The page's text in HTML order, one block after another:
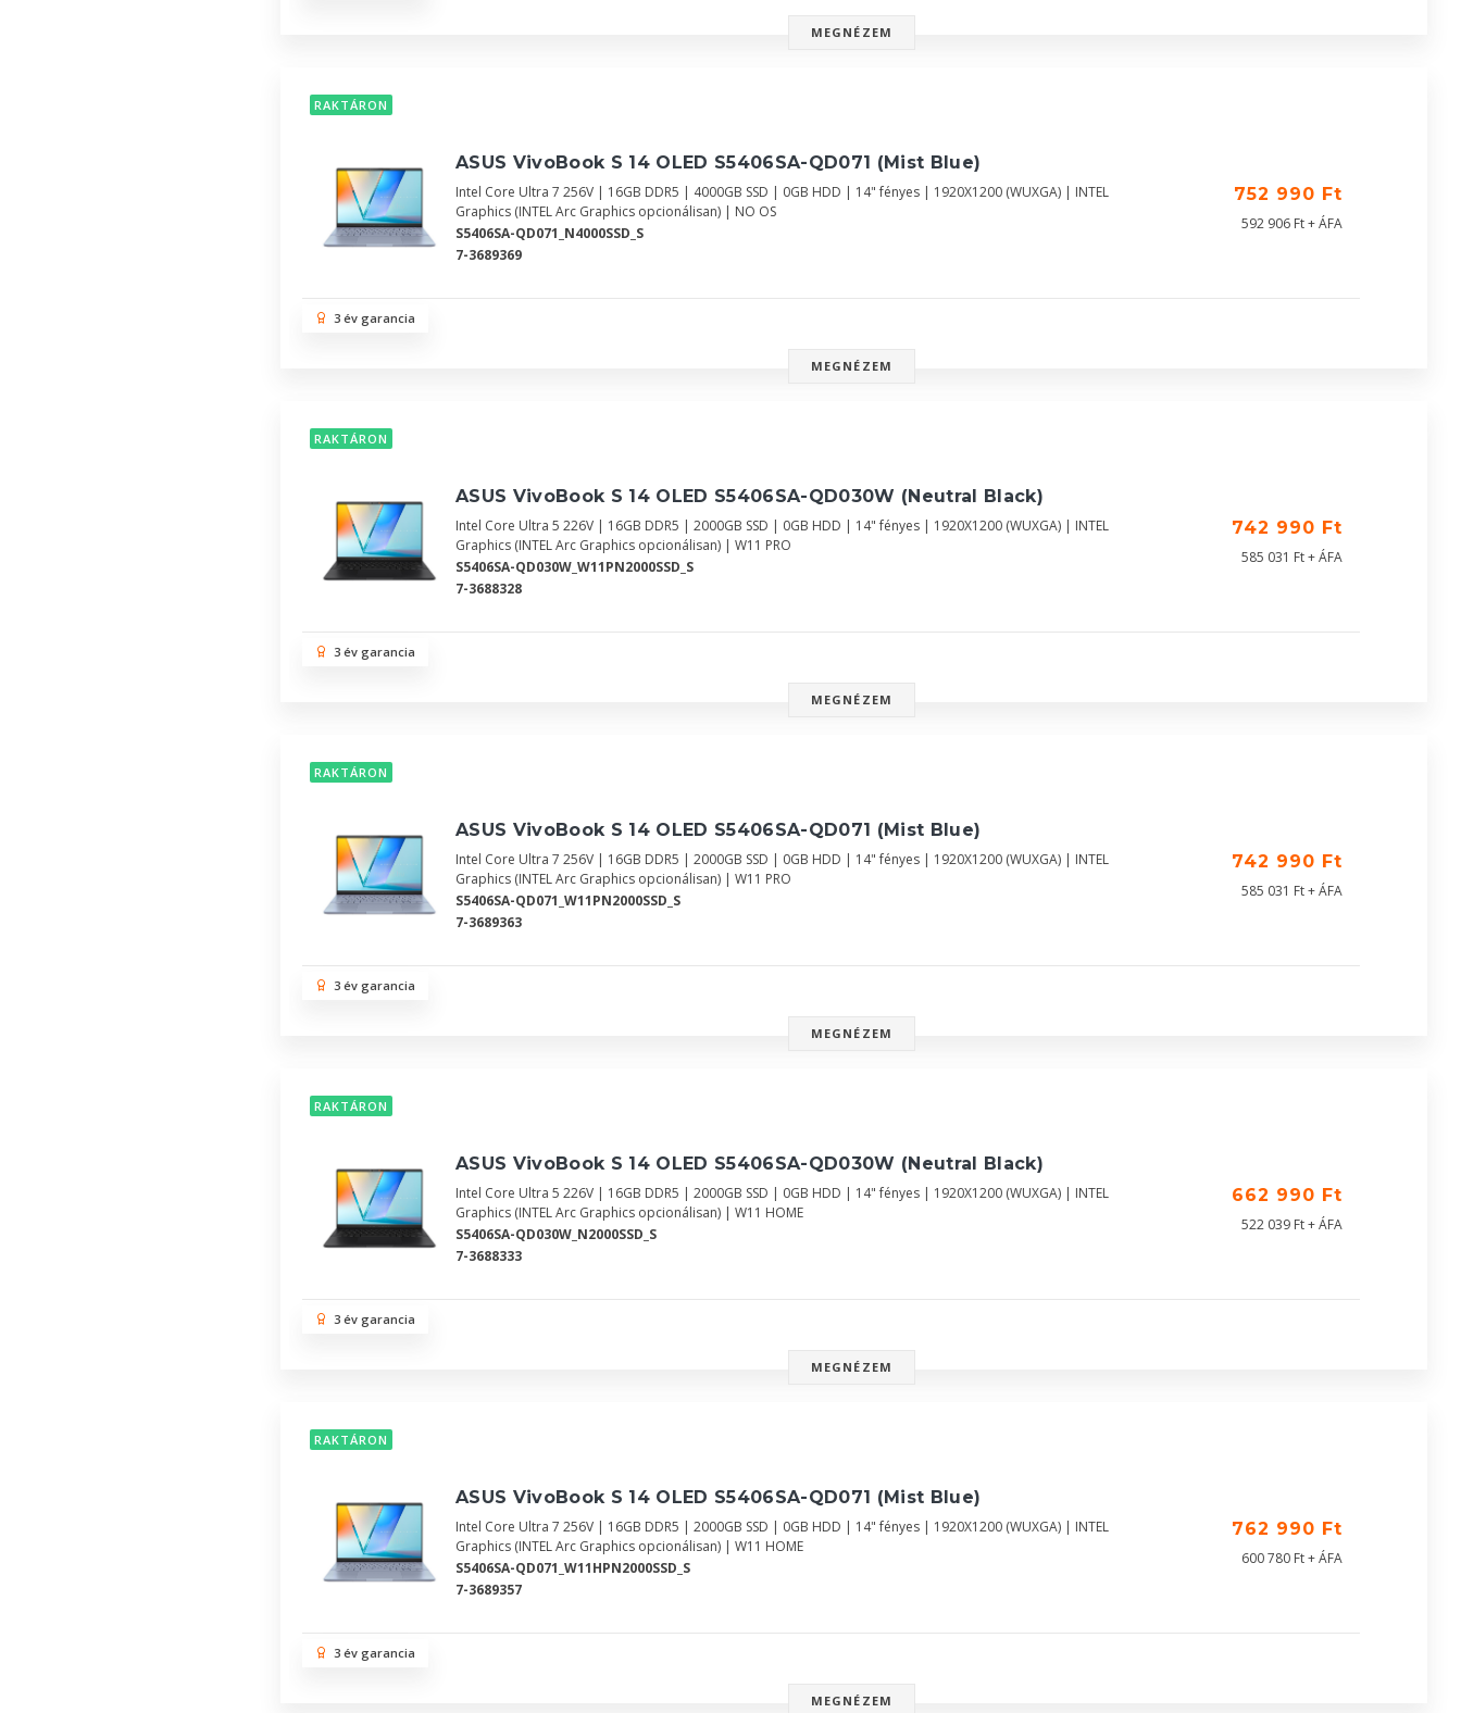
MEGNÉZEM
RAKTÁRON
ASUS VivoBook S 14 OLED S5406SA-QD071 (Mist Blue)
Intel Core Ultra 7 256V | 16GB DDR5 | 4000GB SSD | 0GB HDD | 14" fényes | 1920X1200 (WUXGA) | INTEL
Graphics (INTEL Arc Graphics opcionálisan) | NO OS
S5406SA-QD071_N4000SSD_S
7-3689369
752 990 Ft
592 906 Ft + ÁFA
3 év garancia
MEGNÉZEM
RAKTÁRON
ASUS VivoBook S 14 OLED S5406SA-QD030W (Neutral Black)
Intel Core Ultra 5 226V | 16GB DDR5 | 2000GB SSD | 0GB HDD | 14" fényes | 1920X1200 (WUXGA) | INTEL
Graphics (INTEL Arc Graphics opcionálisan) | W11 PRO
S5406SA-QD030W_W11PN2000SSD_S
7-3688328
742 990 Ft
585 031 Ft + ÁFA
3 év garancia
MEGNÉZEM
RAKTÁRON
ASUS VivoBook S 14 OLED S5406SA-QD071 (Mist Blue)
Intel Core Ultra 7 256V | 16GB DDR5 | 2000GB SSD | 0GB HDD | 14" fényes | 1920X1200 (WUXGA) | INTEL
Graphics (INTEL Arc Graphics opcionálisan) | W11 PRO
S5406SA-QD071_W11PN2000SSD_S
7-3689363
742 990 Ft
585 031 Ft + ÁFA
3 év garancia
MEGNÉZEM
RAKTÁRON
ASUS VivoBook S 14 OLED S5406SA-QD030W (Neutral Black)
Intel Core Ultra 5 226V | 16GB DDR5 | 2000GB SSD | 0GB HDD | 14" fényes | 1920X1200 (WUXGA) | INTEL
Graphics (INTEL Arc Graphics opcionálisan) | W11 HOME
S5406SA-QD030W_N2000SSD_S
7-3688333
662 990 Ft
522 039 Ft + ÁFA
3 év garancia
MEGNÉZEM
RAKTÁRON
ASUS VivoBook S 14 OLED S5406SA-QD071 (Mist Blue)
Intel Core Ultra 7 256V | 16GB DDR5 | 2000GB SSD | 0GB HDD | 14" fényes | 1920X1200 (WUXGA) | INTEL
Graphics (INTEL Arc Graphics opcionálisan) | W11 HOME
S5406SA-QD071_W11HPN2000SSD_S
7-3689357
762 990 Ft
600 780 Ft + ÁFA
3 év garancia
MEGNÉZEM